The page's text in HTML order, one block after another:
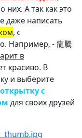
них. А так как это
даже написать
, с
Например, - 龍騰
в
красиво. В
и выберите
с
для своих друзей